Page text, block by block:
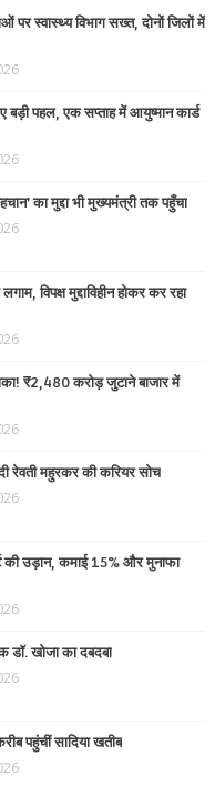
पर स्वास्थ्य विभाग सख्त, दोनों जिलों में
पहल, एक सप्ताह में आयुष्मान कार्ड
का मुद्दा भी मुख्यमंत्री तक पहुँचा
विपक्ष मुद्दाविहीन होकर कर रहा
₹2,480 करोड़ जुटाने बाजार में
रेवती महुरकर की करियर सोच
की उड़ान, कमाई 15% और मुनाफा
डॉ. खोजा का दबदबा
पहुंचीं सादिया खतीब